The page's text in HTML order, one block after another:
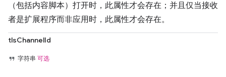
（包括内容脚本）打开时，此属性才会存在；并且仅当接收
者是扩展程序而非应用时，此属性才会存在。
tlsChannelId
字符串 可选